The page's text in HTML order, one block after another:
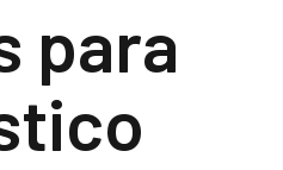
para